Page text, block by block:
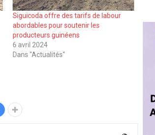
Siguicoda offre des tarifs de labour
abordables pour soutenir les
producteurs guinéens
6 avril 2024
Dans "Actualités"